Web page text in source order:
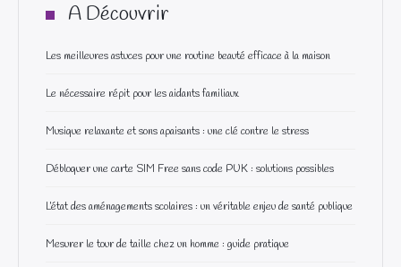
A Découvrir
Les meilleures astuces pour une routine beauté efficace à la maison
Le nécessaire répit pour les aidants familiaux
Musique relaxante et sons apaisants : une clé contre le stress
Débloquer une carte SIM Free sans code PUK : solutions possibles
L’état des aménagements scolaires : un véritable enjeu de santé publique
Mesurer le tour de taille chez un homme : guide pratique